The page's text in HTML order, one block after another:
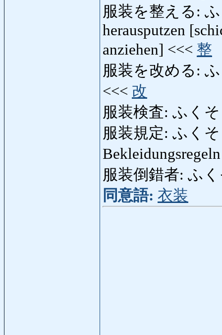
服装を整える:
herausputzen
anziehen] <<< 整
服装を改める:
<<< 改
服装検査: ふく
服装規定: ふく
服装倒錯者: ふ
同意語: 衣装